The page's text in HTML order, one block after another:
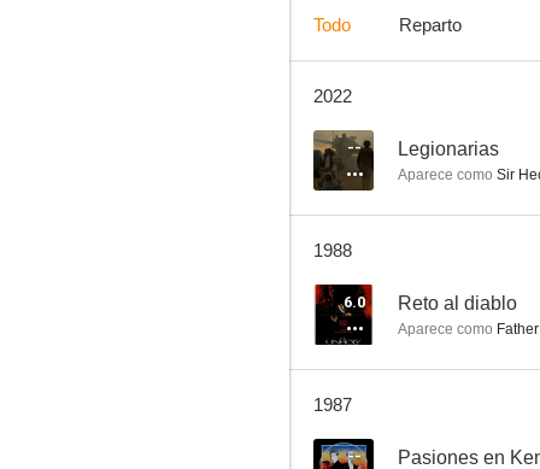
7.5
Todo Reparto
2022
-- Legionarias
Aparece como Sir
1988
6.0 Reto al diablo
Aparece como
1987
-- Pasiones en